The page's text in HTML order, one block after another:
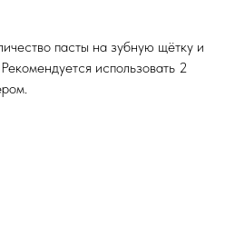
пасты на зубную щётку и
использовать 2